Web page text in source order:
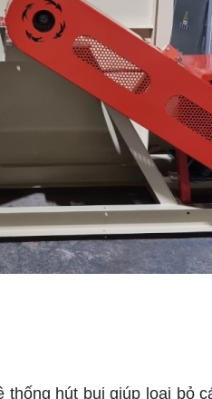
hút bụi giúp loại bỏ